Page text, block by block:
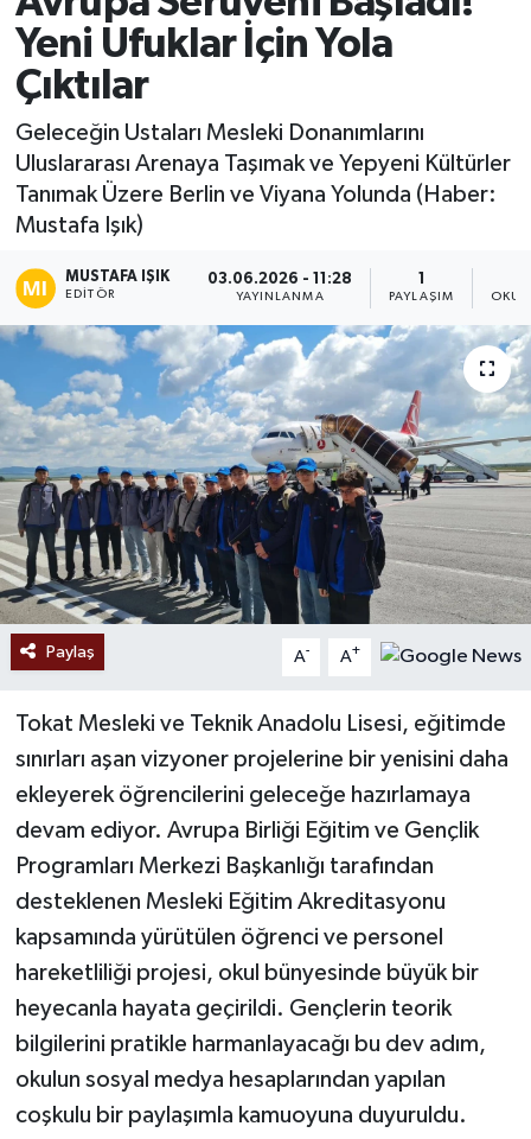
Yeni Ufuklar İçin Yola
Çıktılar
Geleceğin Ustaları Mesleki Donanımlarını
Uluslararası Arenaya Taşımak ve Yepyeni Kültürler
Tanımak Üzere Berlin ve Viyana Yolunda (Haber:
Mustafa Işık)
MUSTAFA IŞIK
EDITÖR
03.06.2026 - 11:28
YAYINLANMA
1
PAYLAŞIM
Paylaş A- A+
Tokat Mesleki ve Teknik Anadolu Lisesi, eğitimde
sınırları aşan vizyoner projelerine bir yenisini daha
ekleyerek öğrencilerini geleceğe hazırlamaya
devam ediyor. Avrupa Birliği Eğitim ve Gençlik
Programları Merkezi Başkanlığı tarafından
desteklenen Mesleki Eğitim Akreditasyonu
kapsamında yürütülen öğrenci ve personel
hareketliliği projesi, okul bünyesinde büyük bir
heyecanla hayata geçirildi. Gençlerin teorik
bilgilerini pratikle harmanlayacağı bu dev adım,
okulun sosyal medya hesaplarından yapılan
coşkulu bir paylaşımla kamuoyuna duyuruldu.
Ekonomi
Sağlık
Tokat Haber